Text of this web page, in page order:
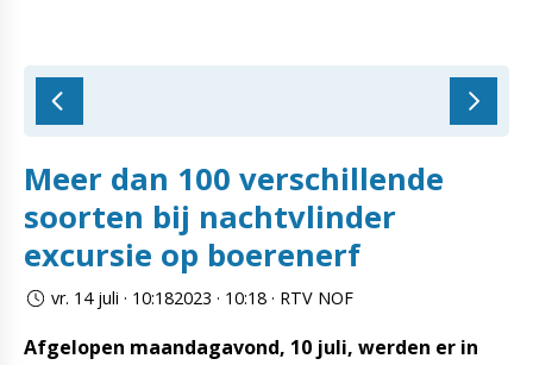
Meer dan 100 verschillende
soorten bij nachtvlinder
excursie op boerenerf
vr. 14 juli · 10:182023 · 10:18 · RTV NOF
Afgelopen maandagavond, 10 juli, werden er in